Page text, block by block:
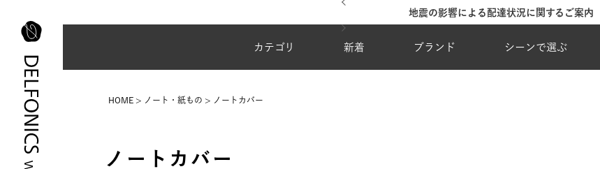
地震の影響による配達状況に関するご案内
カテゴリ 新着 ブランド シーンで選ぶ
HOME ノート・紙もの ノートカバー
ノートカバー